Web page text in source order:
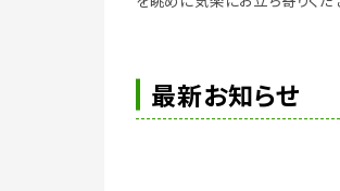
最新お知らせ